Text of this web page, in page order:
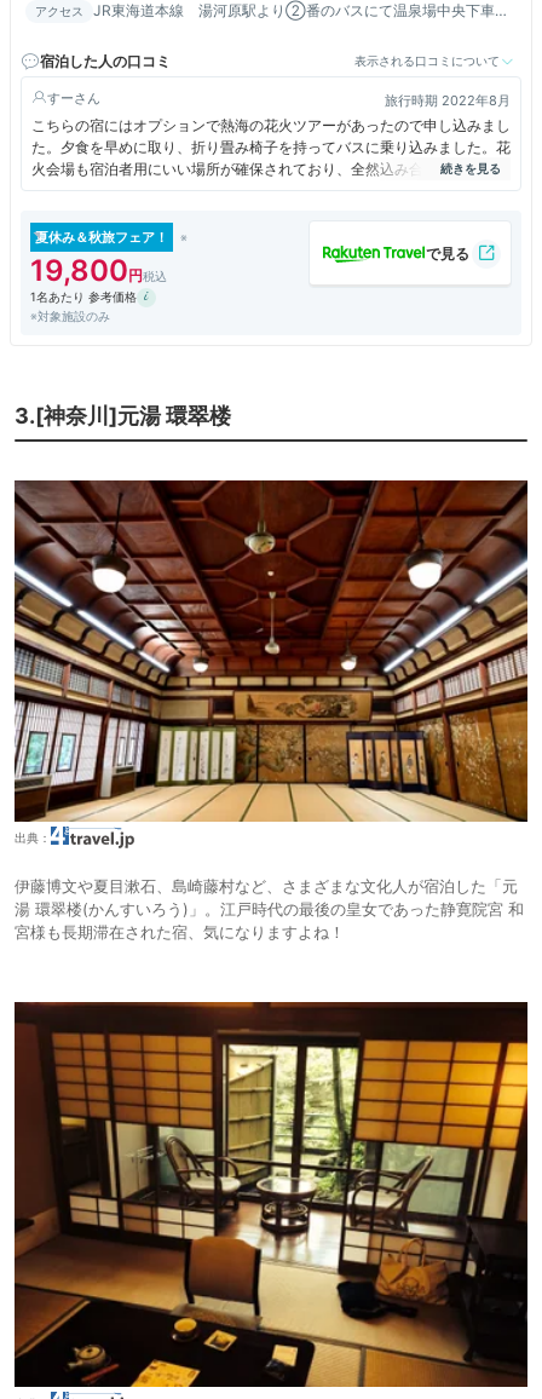
アクセス
JR東海道本線 湯河原駅より②番のバスにて温泉場中央下車す
宿泊した人の口コミ
表示される口コミについて
すー 旅行時期 2022年8月
こちらの宿にはオプションで熱海の花火ツアーがあったので申し込みまし
た。夕食を早めに取り、折り畳み椅子を持ってバスに乗り込みました。花
火会場も宿泊者用にいい場所が確保されており、全然込み合わずにゆった
りと花火見物が出来ました。案内人の方もいらっしゃるので個人で行くよ
夏休み＆秋旅フェア！
19,800
1名あたり 参考価格
※対象施設のみ
3.[神奈川]元湯 環翠楼
出典：
伊藤博文や夏目漱石、島崎藤村など、さまざまな文化人が宿泊した「元
湯 環翠楼(かんすいろう)」。江戸時代の最後の皇女であった静寛院宮 和
宮様も長期滞在された宿、気になりますよね！